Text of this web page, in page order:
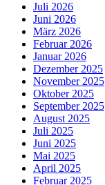
Juli 2026
Juni 2026
März 2026
Februar 2026
Januar 2026
Dezember 2025
November 2025
Oktober 2025
September 2025
August 2025
Juli 2025
Juni 2025
Mai 2025
April 2025
Februar 2025